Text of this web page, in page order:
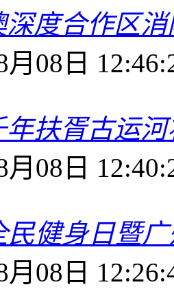
深度合作区
月08日
年扶胥古运
月08日
民健身日暨
月08日